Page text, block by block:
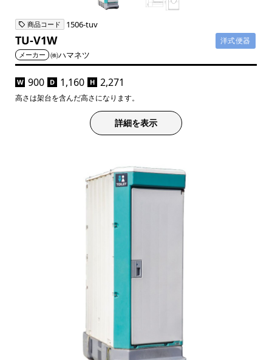
商品コード 1506-tuv
TU-V1W 洋式便器
メーカー ㈱ハマネツ
W 900 D 1,160 H 2,271
高さは架台を含んだ高さになります。
詳細を表示